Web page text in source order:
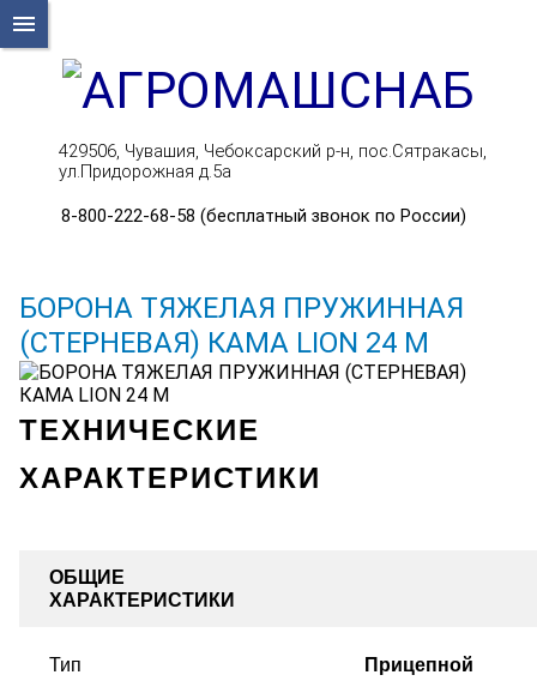
menu
429506, Чувашия, Чебоксарский р-н, пос.Сятракасы,
ул.Придорожная д.5а
8-800-222-68-58 (бесплатный звонок по России)
БОРОНА ТЯЖЕЛАЯ ПРУЖИННАЯ
(СТЕРНЕВАЯ) КАМА LION 24 М
ТЕХНИЧЕСКИЕ
ХАРАКТЕРИСТИКИ
ОБЩИЕ
ХАРАКТЕРИСТИКИ
Тип Прицепной